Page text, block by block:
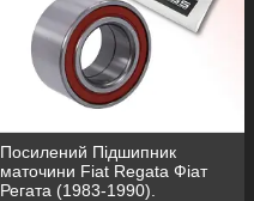
Посилений Підшипник
маточини Fiat Regata Фіат
Регата (1983-1990).